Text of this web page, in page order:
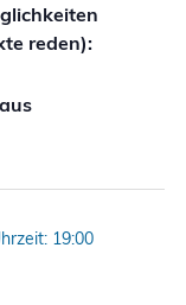
reden):
19:00